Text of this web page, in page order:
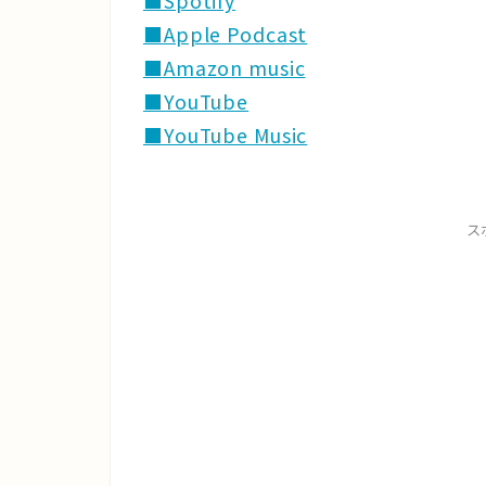
■Apple Podcast
■Amazon music
■YouTube
■YouTube Music
ス